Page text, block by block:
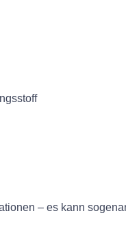
– es kann